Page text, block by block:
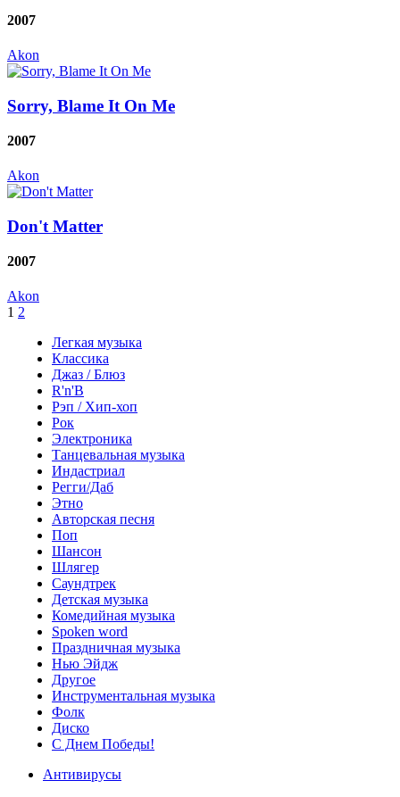
2007
Akon
Sorry, Blame It On Me
2007
Akon
Don't Matter
2007
Akon
1 2
Легкая музыка
Классика
Джаз / Блюз
R'n'B
Рэп / Хип-хоп
Рок
Электроника
Танцевальная музыка
Индастриал
Регги/Даб
Этно
Авторская песня
Поп
Шансон
Шлягер
Саундтрек
Детская музыка
Комедийная музыка
Spoken word
Праздничная музыка
Нью Эйдж
Другое
Инструментальная музыка
Фолк
Диско
С Днем Победы!
Антивирусы